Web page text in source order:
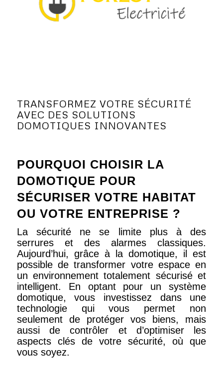
TRANSFORMEZ VOTRE SÉCURITÉ
AVEC DES SOLUTIONS
DOMOTIQUES INNOVANTES
POURQUOI CHOISIR LA
DOMOTIQUE POUR
SÉCURISER VOTRE HABITAT
OU VOTRE ENTREPRISE ?
La sécurité ne se limite plus à des
serrures et des alarmes classiques.
Aujourd’hui, grâce à la domotique, il est
possible de transformer votre espace en
un environnement totalement sécurisé et
intelligent. En optant pour un système
domotique, vous investissez dans une
technologie qui vous permet non
seulement de protéger vos biens, mais
aussi de contrôler et d’optimiser les
aspects clés de votre sécurité, où que
vous soyez.